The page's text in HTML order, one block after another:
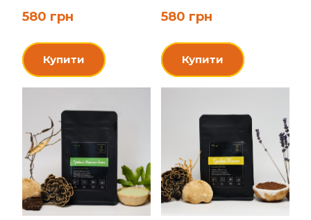
580 грн
Купити
580 грн
Купити